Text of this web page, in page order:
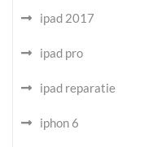
ipad 2017
ipad pro
ipad reparatie
iphon 6